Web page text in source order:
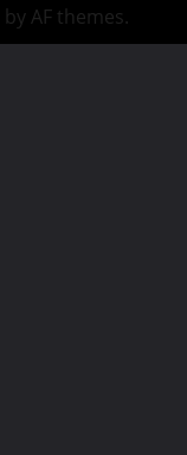
by AF themes.